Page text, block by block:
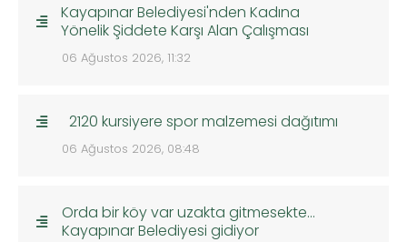
Kayapınar Belediyesi'nden Kadına
Yönelik Şiddete Karşı Alan Çalışması
06 Ağustos 2026, 11:32
2120 kursiyere spor malzemesi dağıtımı
06 Ağustos 2026, 08:48
Orda bir köy var uzakta gitmesekte…
Kayapınar Belediyesi gidiyor